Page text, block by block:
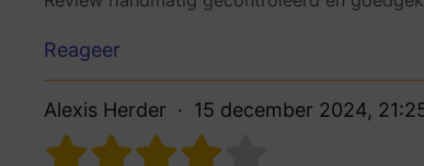
Reageer
Alexis Herder 15 december 2024,